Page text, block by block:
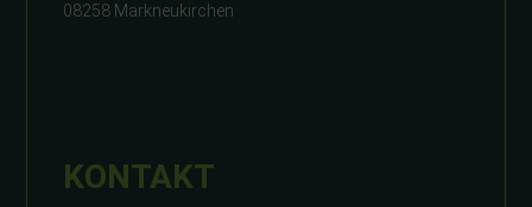
08258 Markneukirchen
KONTAKT